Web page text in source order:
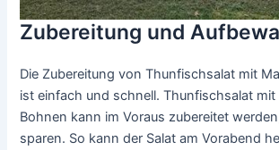
Zubereitung und
Die Zubereitung von Thunfischsalat mit
ist einfach und schnell. Thunfischsalat mit
Bohnen kann im Voraus zubereitet
sparen. So kann der Salat am Vorabend